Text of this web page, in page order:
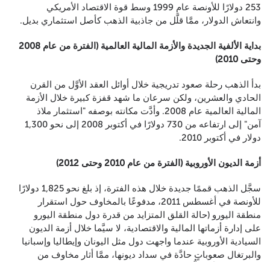
253 دولارًا للأونصة عام 1999 وسط قوة الاقتصاد الأمريكي
وانتعاش الدولار، ممَّا قلَّل من جاذبية الذهب كأصل استثماري بديل.
بداية الألفية الجديدة والأزمة المالية العالمية (الفترة من عام 2008
وحتى 2010)
بدأ الذهب رحلة صعود تدريجية خلال أوائل العقد الأوَّل من القرن
الحادي والعشرين، ولكن سرعان ما شهد قفزة كبيرة خلال الأزمة
المالية العالمية عام 2008. وأدَّت مكانته بوصفه "استثمار ملاذ
آمن" إلى ارتفاعه من 730 دولارًا في أكتوبر 2008 إلى نحو 1,300
دولار في أكتوبر 2010.
أزمة الديون الأوروبية (الفترة من عام 2010 وحتى 2012)
سجَّل الذهب قممًا جديدة خلال هذه الفترة، إذ بلغ نحو 1,825 دولارًا
للأونصة في أغسطس 2011، مدفوعًا بالمخاوف حول استقرار
منطقة اليورو (حالة القلق المتزايد من قدرة دول منطقة اليورو
على إدارة أزماتها المالية والاقتصادية، لا سيَّما خلال أزمة الديون
السيادية الأوروبية عندما واجهت دول مثل اليونان وإيطاليا وإسبانيا
والبرتغال صعوباتٍ حادَّة في سداد ديونها، ممَّا أثار مخاوف من